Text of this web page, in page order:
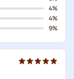
4%
4%
9%